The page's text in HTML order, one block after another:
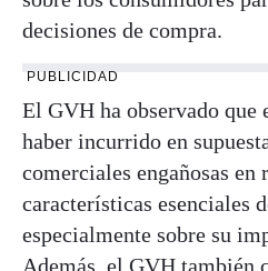
decisiones de compra.
PUBLICIDAD
El GVH ha observado que
haber incurrido en
comerciales engañosas en
características esenciales
especialmente sobre su
Además, el GVH también